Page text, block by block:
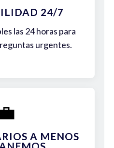
24/7
las 24 horas para
urgentes.
A MENOS